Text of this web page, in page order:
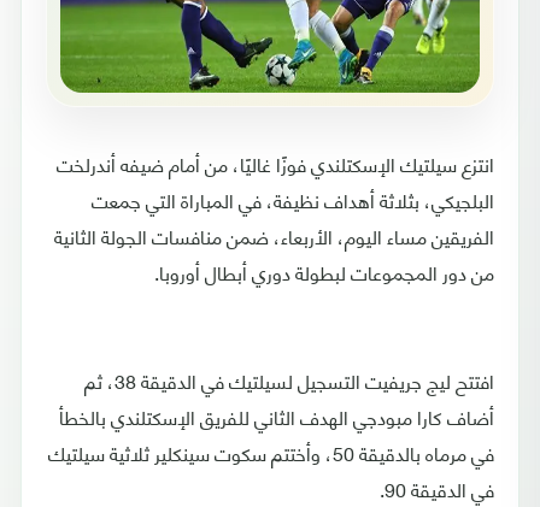
انتزع سيلتيك الإسكتلندي فوزًا غاليًا، من أمام ضيفه أندرلخت
البلجيكي، بثلاثة أهداف نظيفة، في المباراة التي جمعت
الفريقين مساء اليوم، الأربعاء، ضمن منافسات الجولة الثانية
من دور المجموعات لبطولة دوري أبطال أوروبا.
افتتح ليج جريفيت التسجيل لسيلتيك في الدقيقة 38، ثم
أضاف كارا مبودجي الهدف الثاني للفريق الإسكتلندي بالخطأ
في مرماه بالدقيقة 50، وأختتم سكوت سينكلير ثلاثية سيلتيك
في الدقيقة 90.